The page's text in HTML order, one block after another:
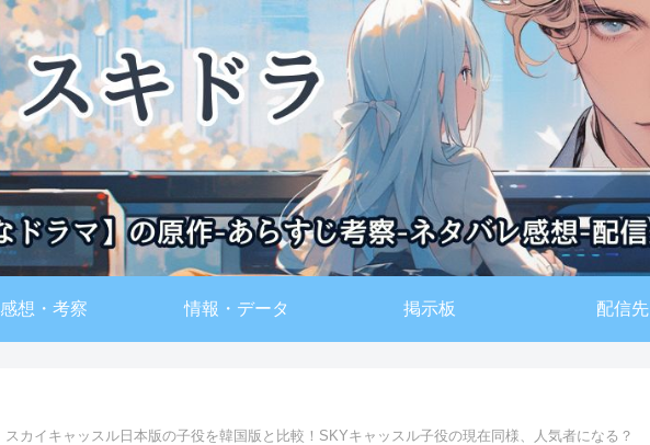
感想・考察 情報・データ 掲示板 配信先
スカイキャッスル日本版の子役を韓国版と比較！SKYキャッスル子役の現在同様、人気者になる？